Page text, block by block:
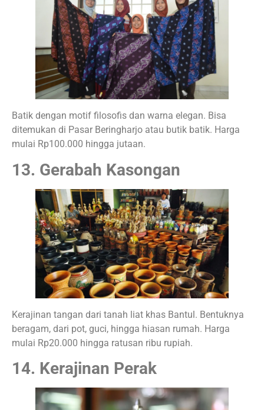
Batik dengan motif filosofis dan warna elegan. Bisa
ditemukan di Pasar Beringharjo atau butik batik. Harga
mulai Rp100.000 hingga jutaan.
13. Gerabah Kasongan
Kerajinan tangan dari tanah liat khas Bantul. Bentuknya
beragam, dari pot, guci, hingga hiasan rumah. Harga
mulai Rp20.000 hingga ratusan ribu rupiah.
14. Kerajinan Perak